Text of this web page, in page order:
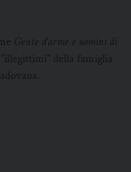
Gente d'arme e uomini di
della famiglia